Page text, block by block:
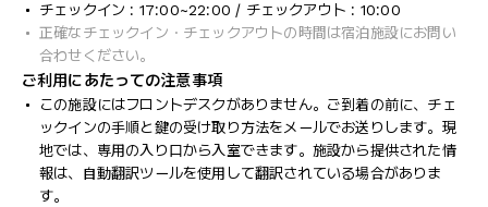
チェックイン : 17:00~22:00 / チェックアウト : 10:00
正確なチェックイン・チェックアウトの時間は宿泊施設にお問い
合わせください。
ご利用にあたっての注意事項
この施設にはフロントデスクがありません。ご到着の前に、チェ
ックインの手順と鍵の受け取り方法をメールでお送りします。現
地では、専用の入り口から入室できます。施設から提供された情
報は、自動翻訳ツールを使用して翻訳されている場合がありま
す。